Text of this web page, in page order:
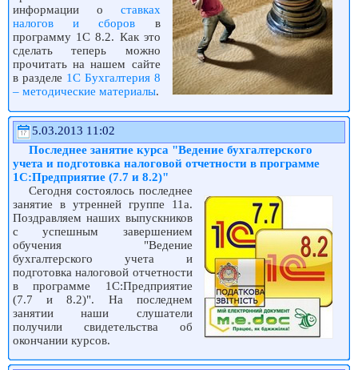
информации о ставках
налогов и сборов в
программу 1С 8.2. Как это
сделать теперь можно
прочитать на нашем сайте
в разделе 1С Бухгалтерия 8
– методические материалы.
5.03.2013 11:02
Последнее занятие курса "Ведение бухгалтерского
учета и подготовка налоговой отчетности в программе
1С:Предприятие (7.7 и 8.2)"
Сегодня состоялось последнее
занятие в утренней группе 11a.
Поздравляем наших выпускников
с успешным завершением
обучения "Ведение
бухгалтерского учета и
подготовка налоговой отчетности
в программе 1С:Предприятие
(7.7 и 8.2)". На последнем
занятии наши слушатели
получили свидетельства об
окончании курсов.